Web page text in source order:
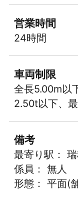
営業時間
24時間
車両制限
全長5.00m以
2.50t以下、
備考
最寄り駅：
係員： 無人
形態： 平面(